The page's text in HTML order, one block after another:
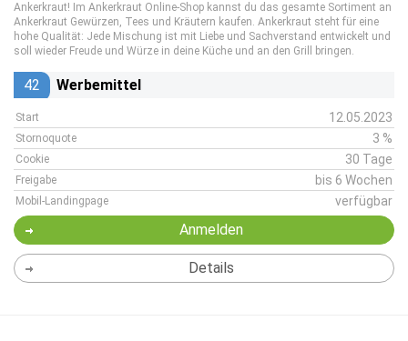
Ankerkraut! Im Ankerkraut Online-Shop kannst du das gesamte Sortiment an
Ankerkraut Gewürzen, Tees und Kräutern kaufen. Ankerkraut steht für eine
hohe Qualität: Jede Mischung ist mit Liebe und Sachverstand entwickelt und
soll wieder Freude und Würze in deine Küche und an den Grill bringen.
42 Werbemittel
Start 12.05.2023
Stornoquote 3 %
Cookie 30 Tage
Freigabe bis 6 Wochen
Mobil-Landingpage verfügbar
Anmelden
Details